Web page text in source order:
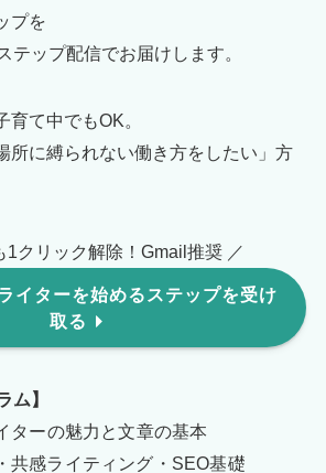
プを
テップ配信でお届けします。
て中でもOK。
所に縛られない働き方をしたい」方
1クリック解除！Gmail推奨 ／
イターを始めるステップを受け
取る
ム】
ターの魅力と文章の基本
共感ライティング・SEO基礎